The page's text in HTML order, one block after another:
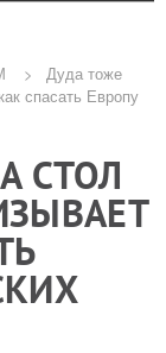
Дуда тоже
спасать Европу
СТОЛ